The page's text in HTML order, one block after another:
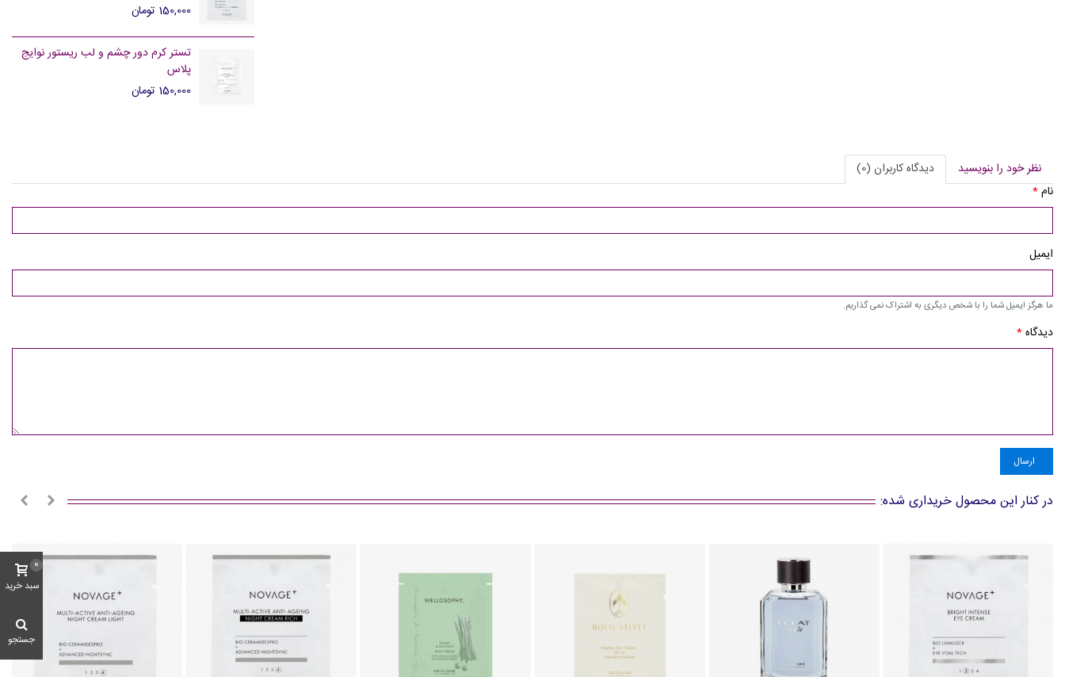
150,000 تومان
تستر کرم دور چشم و لب ریستور نوایج
پلاس
150,000 تومان
نظر خود را بنویسید
دیدگاه کاربران (0)
نام*
ایمیل
ما هرگز ایمیل شما را با شخص دیگری به اشتراک نمی گذاریم.
دیدگاه*
ارسال
در کنار این محصول خریداری شده:
سبد خرید
0
جستجو